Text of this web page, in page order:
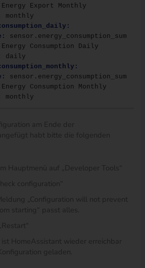
Energy Export Monthly
monthly
sensor.energy_consumption_sum
Energy Consumption Daily
daily
sensor.energy_consumption_sum
Energy Consumption Monthly
monthly
am Ende der
habt bitte die folgenden
Hauptmenü auf „Developer Tools“
configuration“
„Configuration will not prevent
starting“ passt alles.
HomeAssistant wieder erreichbar
geladen.